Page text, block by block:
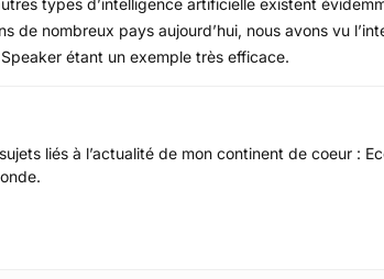
types d’intelligence artificielle existent
de nombreux pays aujourd’hui, nous avons vu
étant un exemple très efficace.
liés à l’actualité de mon continent de coeur :